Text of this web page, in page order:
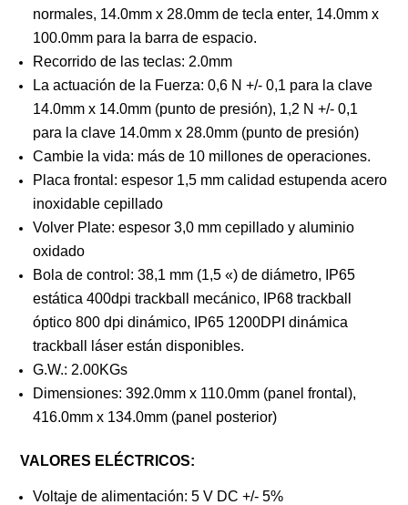
normales, 14.0mm x 28.0mm de tecla enter, 14.0mm x
100.0mm para la barra de espacio.
Recorrido de las teclas: 2.0mm
La actuación de la Fuerza: 0,6 N +/- 0,1 para la clave
14.0mm x 14.0mm (punto de presión), 1,2 N +/- 0,1
para la clave 14.0mm x 28.0mm (punto de presión)
Cambie la vida: más de 10 millones de operaciones.
Placa frontal: espesor 1,5 mm calidad estupenda acero
inoxidable cepillado
Volver Plate: espesor 3,0 mm cepillado y aluminio
oxidado
Bola de control: 38,1 mm (1,5 «) de diámetro, IP65
estática 400dpi trackball mecánico, IP68 trackball
óptico 800 dpi dinámico, IP65 1200DPI dinámica
trackball láser están disponibles.
G.W.: 2.00KGs
Dimensiones: 392.0mm x 110.0mm (panel frontal),
416.0mm x 134.0mm (panel posterior)
VALORES ELÉCTRICOS:
Voltaje de alimentación: 5 V DC +/- 5%